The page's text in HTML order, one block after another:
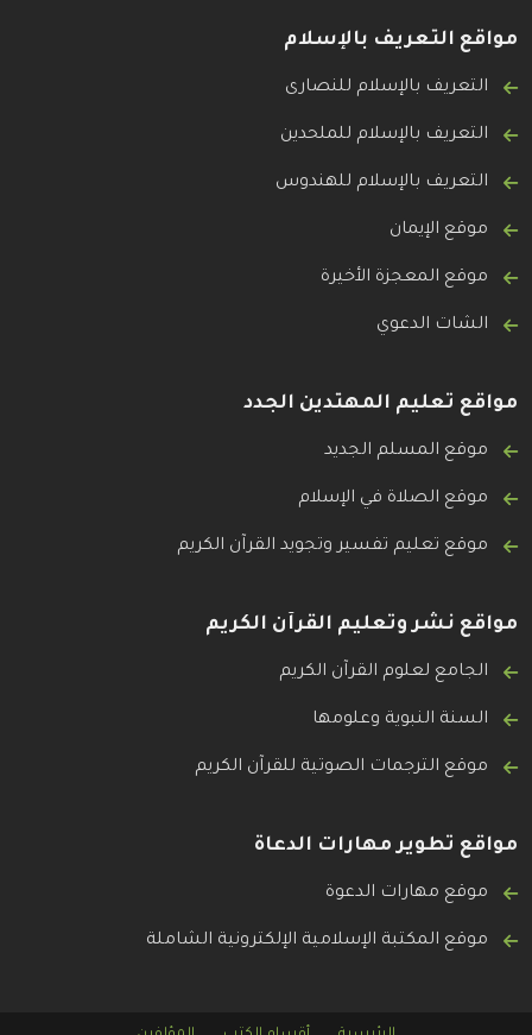
مواقع التعريف بالإسلام
التعريف بالإسلام للنصارى
التعريف بالإسلام للملحدين
التعريف بالإسلام للهندوس
موقع الإيمان
موقع المعجزة الأخيرة
الشات الدعوي
مواقع تعليم المهتدين الجدد
موقع المسلم الجديد
موقع الصلاة في الإسلام
موقع تعليم تفسير وتجويد القرآن الكريم
مواقع نشر وتعليم القرآن الكريم
الجامع لعلوم القرآن الكريم
السنة النبوية وعلومها
موقع الترجمات الصوتية للقرآن الكريم
مواقع تطوير مهارات الدعاة
موقع مهارات الدعوة
موقع المكتبة الإسلامية الإلكترونية الشاملة